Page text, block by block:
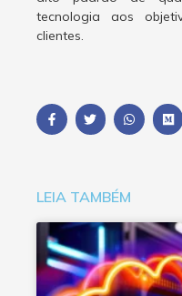
tecnologia aos
clientes.
LEIA TAMBÉM